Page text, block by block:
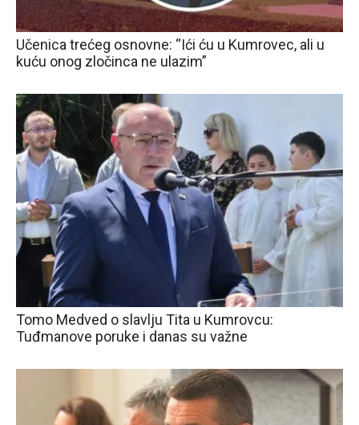
Učenica trećeg osnovne: “Ići ću u Kumrovec, ali u
kuću onog zločinca ne ulazim”
Tomo Medved o slavlju Tita u Kumrovcu:
Tuđmanove poruke i danas su važne